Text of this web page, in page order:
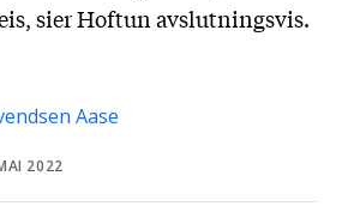
Aase
2022
sier Hoftun avslutningsvis.